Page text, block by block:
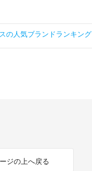
の人気ブランドランキング
ジの上へ戻る